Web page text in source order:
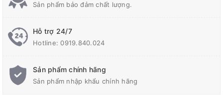
Sản phẩm bảo đảm chất lượng.
Hỗ trợ 24/7
Hotline:0919.840.024
Sản phẩm chính hãng
Sản phẩm nhập khẩu chính hãng